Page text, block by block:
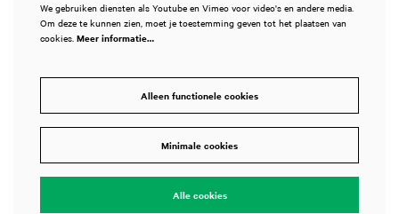
We gebruiken diensten als Youtube en Vimeo voor video's en andere media.
Om deze te kunnen zien, moet je toestemming geven tot het plaatsen van
cookies. Meer informatie…
Alleen functionele cookies
Minimale cookies
Alle cookies